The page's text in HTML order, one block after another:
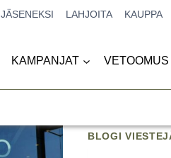
JÄSENEKSI LAHJOITA KAUPPA
KAMPANJAT VETOOMUS
BLOGI